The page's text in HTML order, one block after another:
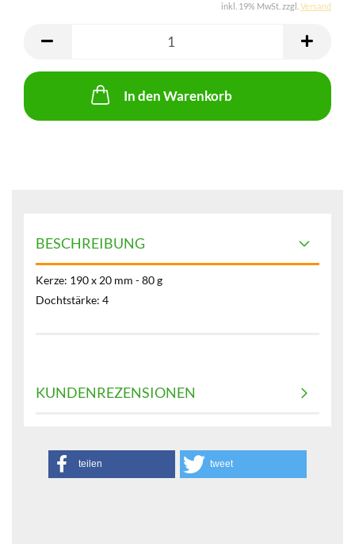
inkl. 19% MwSt. zzgl. Versand
In den Warenkorb
BESCHREIBUNG
Kerze: 190 x 20 mm - 80 g
Dochtstärke: 4
KUNDENREZENSIONEN
teilen tweet